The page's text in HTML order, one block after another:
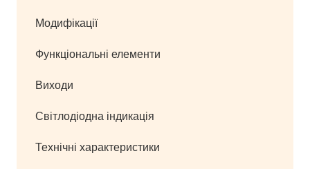
Модифікації
Функціональні елементи
Виходи
Світлодіодна індикація
Технічні характеристики